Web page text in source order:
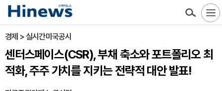
경제 > 실시간미국공시
센터스페이스(CSR), 부채 축소와 포트폴리오 최
적화, 주주 가치를 지키는 전략적 대안 발표!